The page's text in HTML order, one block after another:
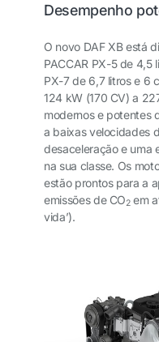
Desempenho
O novo DAF XB está
PACCAR PX-5 de 4,5
PX-7 de 6,7 litros e 6
124 kW (170 CV) a
modernos e potentes
a baixas velocidades
desaceleração e uma
na sua classe. Os
estão prontos para a
emissões de CO2em
vida’).